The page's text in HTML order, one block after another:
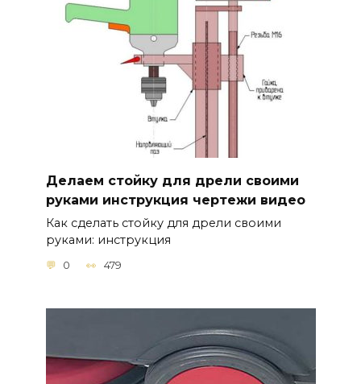
Делаем стойку для дрели своими
руками инструкция чертежи видео
Как сделать стойку для дрели своими
руками: инструкция
0 479